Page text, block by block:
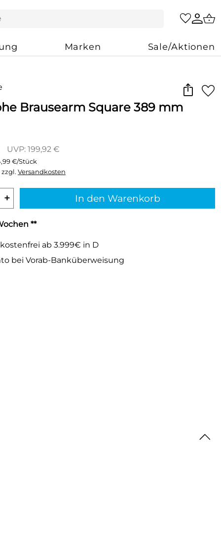
Marken Sale/Aktionen
Brausearm Square 389 mm
UVP: 199,92 €
€/Stück
zzgl. Versandkosten
+ In den Warenkorb
**
ab 3.999€ in D
bei Vorab-Banküberweisung